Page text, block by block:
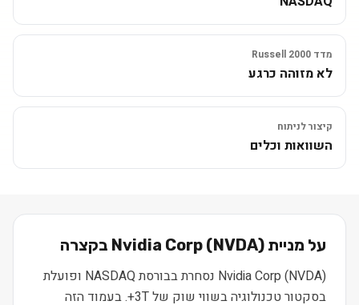
מדד Russell 2000
לא מזוהה כרגע
קיצור לניתוח
השוואות וכלים
על מניית Nvidia Corp (NVDA) בקצרה
Nvidia Corp (NVDA) נסחרת בבורסת NASDAQ ופועלת
בסקטור טכנולוגיה בשווי שוק של 3T+. בעמוד הזה